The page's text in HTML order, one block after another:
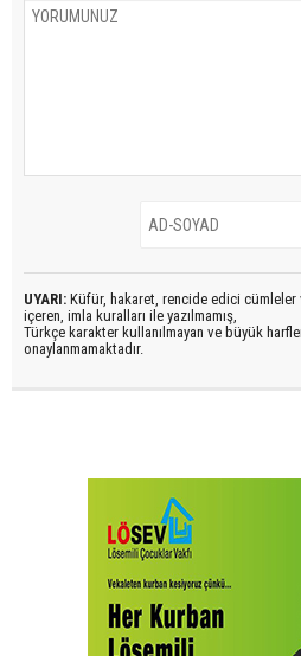
UYARI: Küfür, hakaret, rencide edici cümleler
içeren, imla kuralları ile yazılmamış,
Türkçe karakter kullanılmayan ve büyük
onaylanmamaktadır.